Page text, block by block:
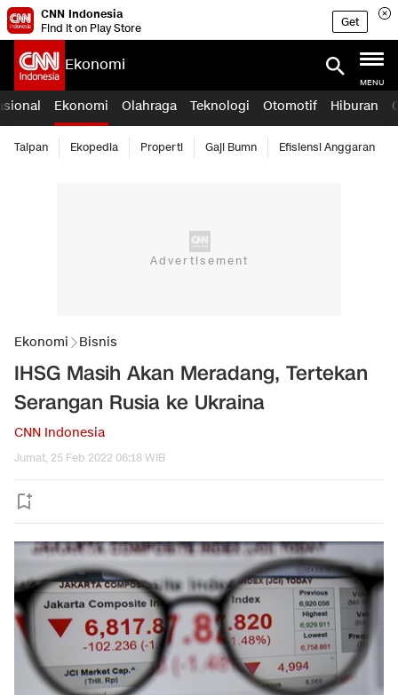
CNN Indonesia
Find it on Play Store
Get
Ekonomi
MENU
Ekonomi Olahraga Teknologi Otomotif Hiburan
Taipan Ekopedia Properti Gaji Bumn Efisiensi Anggaran
Ekonomi Bisnis
IHSG Masih Akan Meradang, Tertekan
Serangan Rusia ke Ukraina
CNN Indonesia
Jumat, 25 Feb 2022 06:18 WIB